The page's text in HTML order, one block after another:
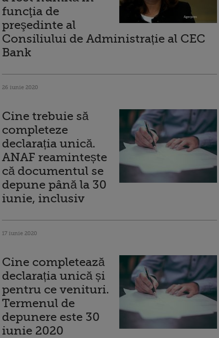
funcţia de
preşedinte al
Consiliului de Administrație al CEC
Bank
26 iunie 2020
Cine trebuie să
completeze
declarația unică.
ANAF reamintește
că documentul se
depune până la 30
iunie, inclusiv
17 iunie 2020
Cine completează
declarația unică și
pentru ce venituri.
Termenul de
depunere este 30
iunie 2020